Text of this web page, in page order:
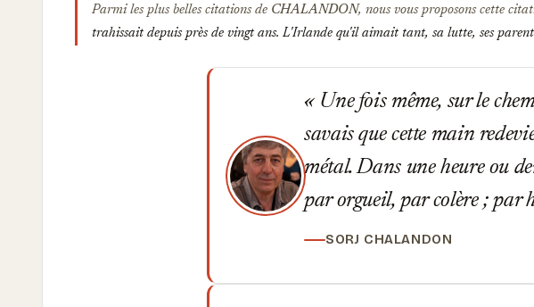
Parmi les plus belles citations de CHALANDON, nous vous proposons cette
trahissait depuis près de vingt ans. L'Irlande qu'il aimait tant, sa lutte, ses
Une fois même, sur le
savais que cette main
métal. Dans une heure ou
par orgueil, par colère ; par
SORJ CHALANDON